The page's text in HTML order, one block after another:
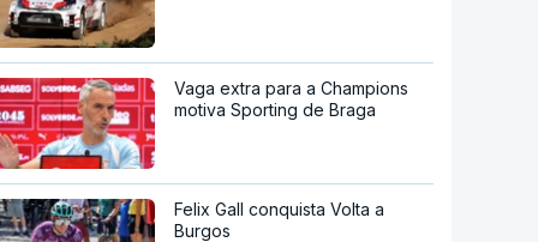
Vaga extra para a Champions
motiva Sporting de Braga
Felix Gall conquista Volta a
Burgos